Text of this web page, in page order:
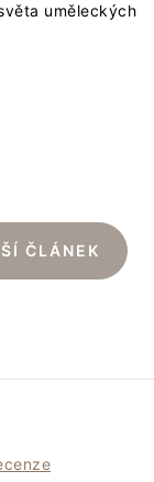
uměleckých
ČLÁNEK